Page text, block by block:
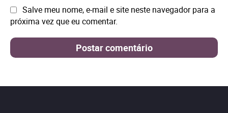
Site: Salve meu nome, e-mail e site neste navegador para a
próxima vez que eu comentar.